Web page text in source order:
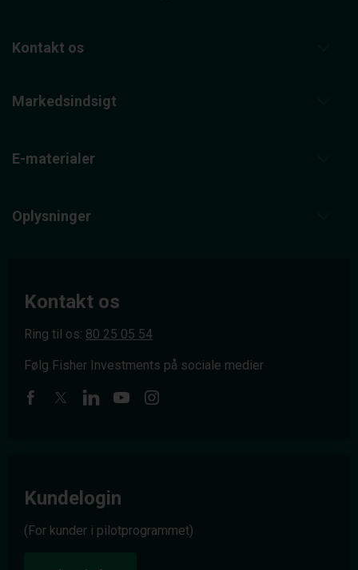
Kontakt os
Markedsindsigt
E-materialer
Oplysninger
Kontakt os
Ring til os: 80 25 05 54
Følg Fisher Investments på sociale medier
Kundelogin
(For kunder i pilotprogrammet)